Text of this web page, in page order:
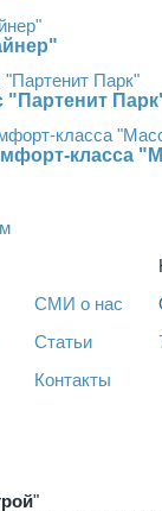
"Партенит
класса
СМИ о нас
Статьи
Контакты
"